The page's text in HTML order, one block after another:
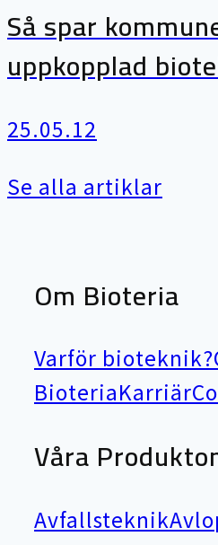
Så spar
uppkopplad
25.05.12
Se alla artiklar
Om Bioteria
Varför bioteknik?
BioteriaKarriär
Våra
Avfallsteknik